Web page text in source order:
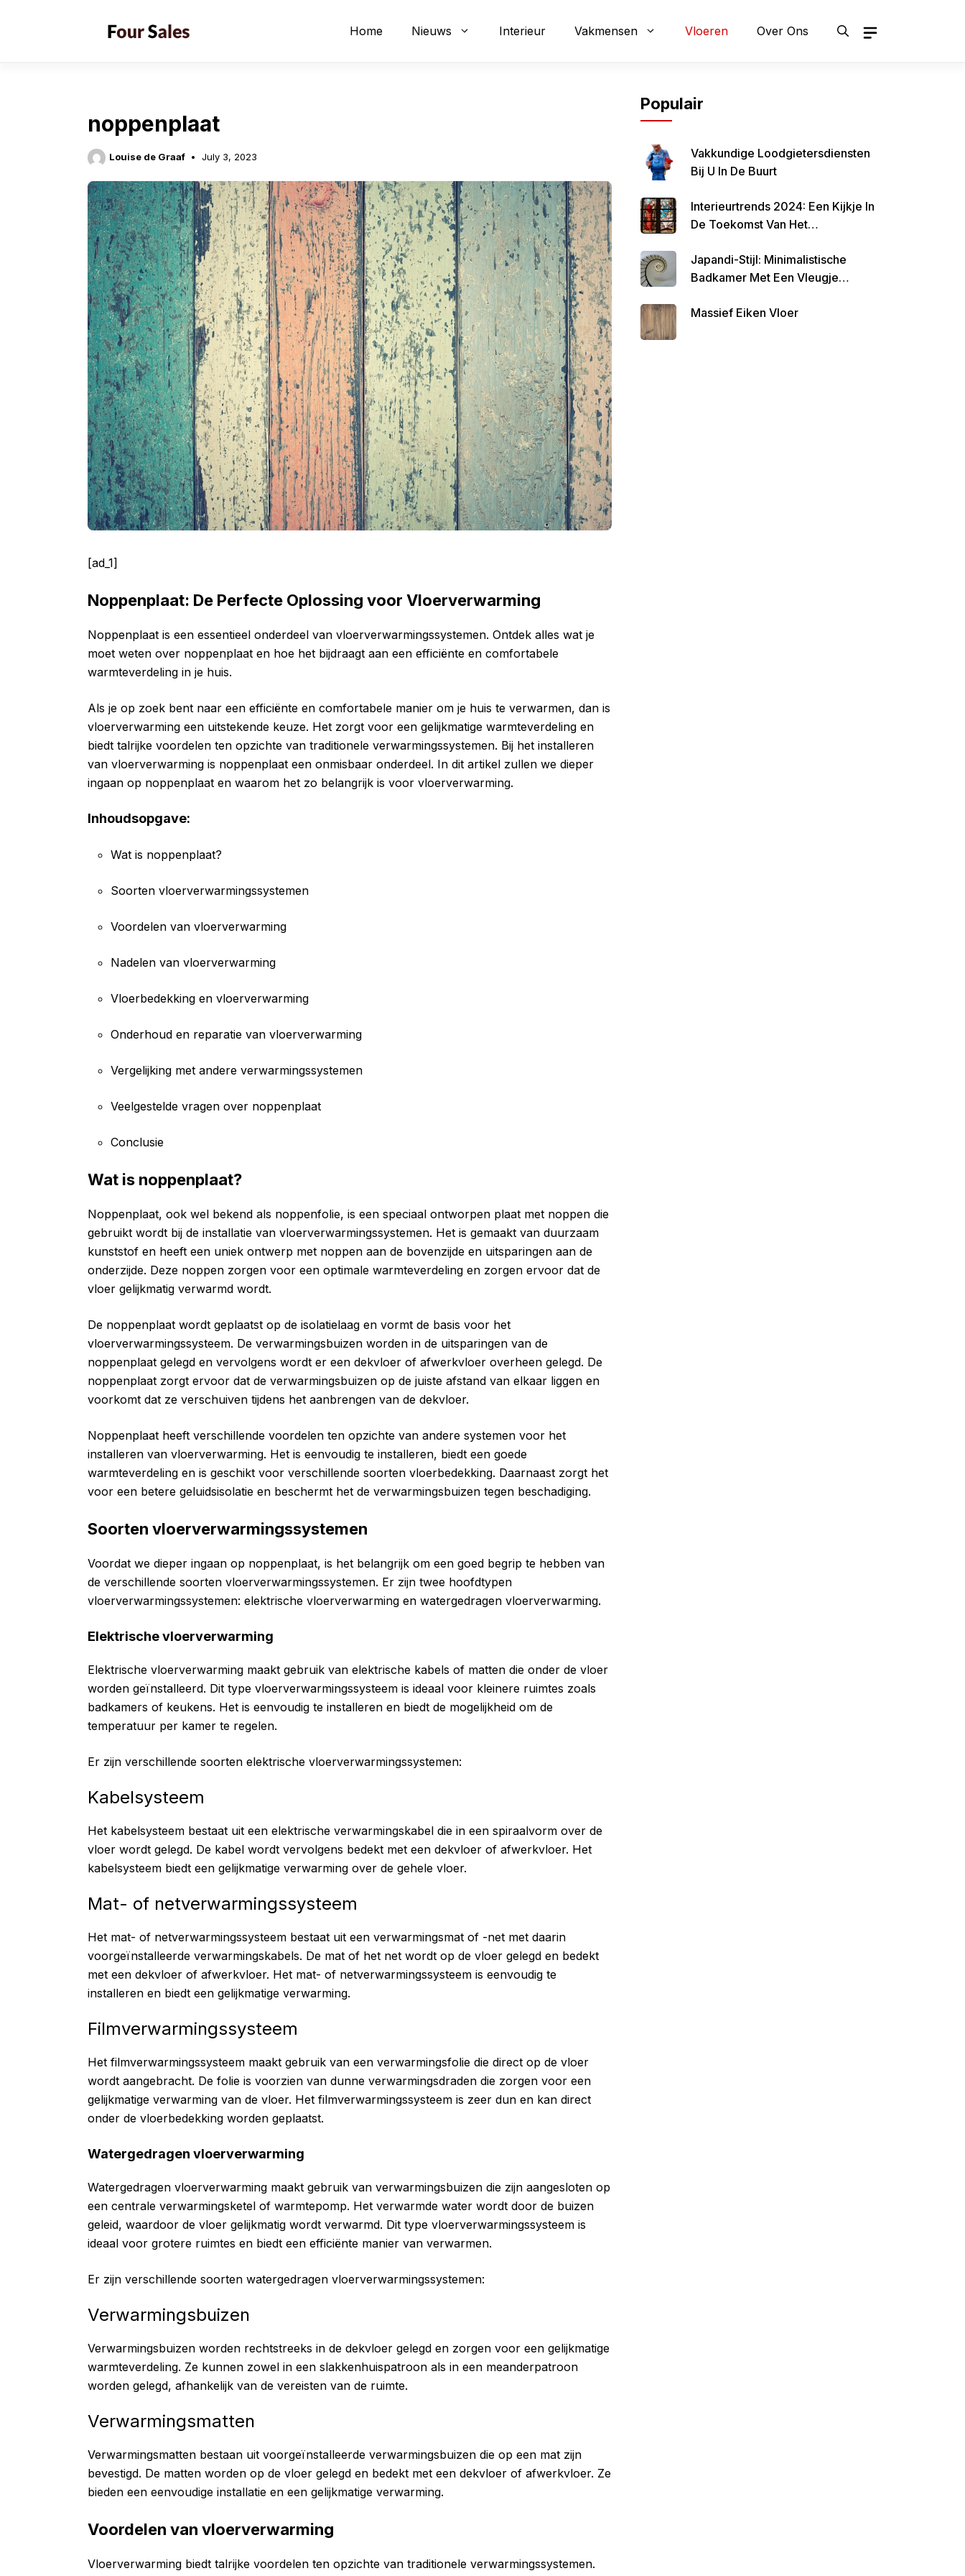
Home Nieuws Interieur Vakmensen Vloeren Over Ons
noppenplaat
Louise de Graaf July 3, 2023
[ad_1]
Noppenplaat: De Perfecte Oplossing voor Vloerverwarming
Noppenplaat is een essentieel onderdeel van vloerverwarmingssystemen. Ontdek alles wat je
moet weten over noppenplaat en hoe het bijdraagt aan een efficiënte en comfortabele
warmteverdeling in je huis.
Als je op zoek bent naar een efficiënte en comfortabele manier om je huis te verwarmen, dan is
vloerverwarming een uitstekende keuze. Het zorgt voor een gelijkmatige warmteverdeling en
biedt talrijke voordelen ten opzichte van traditionele verwarmingssystemen. Bij het installeren
van vloerverwarming is noppenplaat een onmisbaar onderdeel. In dit artikel zullen we dieper
ingaan op noppenplaat en waarom het zo belangrijk is voor vloerverwarming.
Inhoudsopgave:
Wat is noppenplaat?
Soorten vloerverwarmingssystemen
Voordelen van vloerverwarming
Nadelen van vloerverwarming
Vloerbedekking en vloerverwarming
Onderhoud en reparatie van vloerverwarming
Vergelijking met andere verwarmingssystemen
Veelgestelde vragen over noppenplaat
Conclusie
Wat is noppenplaat?
Noppenplaat, ook wel bekend als noppenfolie, is een speciaal ontworpen plaat met noppen die
gebruikt wordt bij de installatie van vloerverwarmingssystemen. Het is gemaakt van duurzaam
kunststof en heeft een uniek ontwerp met noppen aan de bovenzijde en uitsparingen aan de
onderzijde. Deze noppen zorgen voor een optimale warmteverdeling en zorgen ervoor dat de
vloer gelijkmatig verwarmd wordt.
De noppenplaat wordt geplaatst op de isolatielaag en vormt de basis voor het
vloerverwarmingssysteem. De verwarmingsbuizen worden in de uitsparingen van de
noppenplaat gelegd en vervolgens wordt er een dekvloer of afwerkvloer overheen gelegd. De
noppenplaat zorgt ervoor dat de verwarmingsbuizen op de juiste afstand van elkaar liggen en
voorkomt dat ze verschuiven tijdens het aanbrengen van de dekvloer.
Noppenplaat heeft verschillende voordelen ten opzichte van andere systemen voor het
installeren van vloerverwarming. Het is eenvoudig te installeren, biedt een goede
warmteverdeling en is geschikt voor verschillende soorten vloerbedekking. Daarnaast zorgt het
voor een betere geluidsisolatie en beschermt het de verwarmingsbuizen tegen beschadiging.
Soorten vloerverwarmingssystemen
Voordat we dieper ingaan op noppenplaat, is het belangrijk om een goed begrip te hebben van
de verschillende soorten vloerverwarmingssystemen. Er zijn twee hoofdtypen
vloerverwarmingssystemen: elektrische vloerverwarming en watergedragen vloerverwarming.
Elektrische vloerverwarming
Elektrische vloerverwarming maakt gebruik van elektrische kabels of matten die onder de vloer
worden geïnstalleerd. Dit type vloerverwarmingssysteem is ideaal voor kleinere ruimtes zoals
badkamers of keukens. Het is eenvoudig te installeren en biedt de mogelijkheid om de
temperatuur per kamer te regelen.
Er zijn verschillende soorten elektrische vloerverwarmingssystemen:
Kabelsysteem
Het kabelsysteem bestaat uit een elektrische verwarmingskabel die in een spiraalvorm over de
vloer wordt gelegd. De kabel wordt vervolgens bedekt met een dekvloer of afwerkvloer. Het
kabelsysteem biedt een gelijkmatige verwarming over de gehele vloer.
Mat- of netverwarmingssysteem
Het mat- of netverwarmingssysteem bestaat uit een verwarmingsmat of -net met daarin
voorgeïnstalleerde verwarmingskabels. De mat of het net wordt op de vloer gelegd en bedekt
met een dekvloer of afwerkvloer. Het mat- of netverwarmingssysteem is eenvoudig te
installeren en biedt een gelijkmatige verwarming.
Filmverwarmingssysteem
Het filmverwarmingssysteem maakt gebruik van een verwarmingsfolie die direct op de vloer
wordt aangebracht. De folie is voorzien van dunne verwarmingsdraden die zorgen voor een
gelijkmatige verwarming van de vloer. Het filmverwarmingssysteem is zeer dun en kan direct
onder de vloerbedekking worden geplaatst.
Watergedragen vloerverwarming
Watergedragen vloerverwarming maakt gebruik van verwarmingsbuizen die zijn aangesloten op
een centrale verwarmingsketel of warmtepomp. Het verwarmde water wordt door de buizen
geleid, waardoor de vloer gelijkmatig wordt verwarmd. Dit type vloerverwarmingssysteem is
ideaal voor grotere ruimtes en biedt een efficiënte manier van verwarmen.
Er zijn verschillende soorten watergedragen vloerverwarmingssystemen:
Verwarmingsbuizen
Verwarmingsbuizen worden rechtstreeks in de dekvloer gelegd en zorgen voor een gelijkmatige
warmteverdeling. Ze kunnen zowel in een slakkenhuispatroon als in een meanderpatroon
worden gelegd, afhankelijk van de vereisten van de ruimte.
Verwarmingsmatten
Verwarmingsmatten bestaan uit voorgeïnstalleerde verwarmingsbuizen die op een mat zijn
bevestigd. De matten worden op de vloer gelegd en bedekt met een dekvloer of afwerkvloer. Ze
bieden een eenvoudige installatie en een gelijkmatige verwarming.
Voordelen van vloerverwarming
Vloerverwarming biedt talrijke voordelen ten opzichte van traditionele verwarmingssystemen.
Populair
Vakkundige Loodgietersdiensten
Bij U In De Buurt
Interieurtrends 2024: Een Kijkje In
De Toekomst Van Het
Japandi-Stijl: Minimalistische
Badkamer Met Een Vleugje
Massief Eiken Vloer